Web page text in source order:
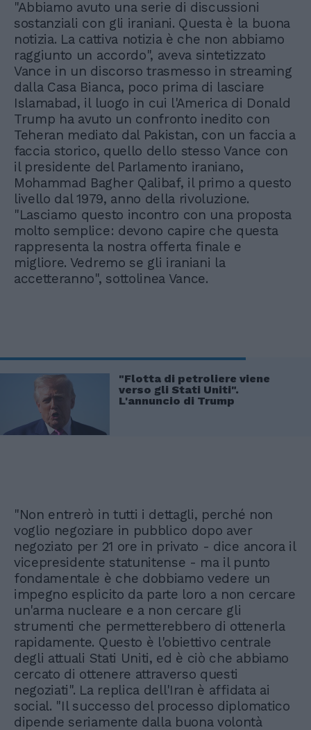
"Abbiamo avuto una serie di discussioni
sostanziali con gli iraniani. Questa è la buona
notizia. La cattiva notizia è che non abbiamo
raggiunto un accordo", aveva sintetizzato
Vance in un discorso trasmesso in streaming
dalla Casa Bianca, poco prima di lasciare
Islamabad, il luogo in cui l'America di Donald
Trump ha avuto un confronto inedito con
Teheran mediato dal Pakistan, con un faccia a
faccia storico, quello dello stesso Vance con
il presidente del Parlamento iraniano,
Mohammad Bagher Qalibaf, il primo a questo
livello dal 1979, anno della rivoluzione.
"Lasciamo questo incontro con una proposta
molto semplice: devono capire che questa
rappresenta la nostra offerta finale e
migliore. Vedremo se gli iraniani la
accetteranno", sottolinea Vance.
"Flotta di petroliere viene
verso gli Stati Uniti".
L'annuncio di Trump
"Non entrerò in tutti i dettagli, perché non
voglio negoziare in pubblico dopo aver
negoziato per 21 ore in privato - dice ancora il
vicepresidente statunitense - ma il punto
fondamentale è che dobbiamo vedere un
impegno esplicito da parte loro a non cercare
un'arma nucleare e a non cercare gli
strumenti che permetterebbero di ottenerla
rapidamente. Questo è l'obiettivo centrale
degli attuali Stati Uniti, ed è ciò che abbiamo
cercato di ottenere attraverso questi
negoziati". La replica dell'Iran è affidata ai
social. "Il successo del processo diplomatico
dipende seriamente dalla buona volontà